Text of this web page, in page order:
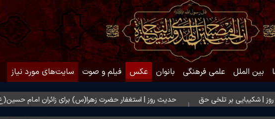
بین الملل علمی فرهنگی بانوان عکس فیلم و صوت سایت‌های مورد نیاز
بر تلخی حق حدیث روز | استغفار حضرت زهرا(س) برای زائران امام حسین(ع)